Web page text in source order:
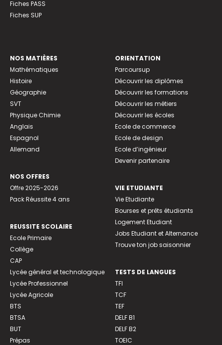
Fiches PASS
Fiches SUP
NOS MATIÈRES
Mathématiques
Histoire
Géographie
SVT
Physique Chimie
Anglais
Espagnol
Allemand
NOS OFFRES
Offre 2025-2026
Pack Réussite 4 ans
REUSSITE SCOLAIRE
Ecole Primaire
Collège
CAP
Lycée général et technologique
Lycée Professionnel
Lycée Agricole
BTS
BTSA
BUT
Prépas
ORIENTATION
Parcoursup
Découvrir les diplômes
Découvrir les formations
Découvrir les métiers
Découvrir les écoles
Ecole de commerce
Ecole de design
Ecole d’ingénieur
Devenir partenaire
VIE ETUDIANTE
Vie Etudiante
Bourses et prêts étudiants
Logement Etudiant
Jobs Etudiant et Alternance
Trouve ton job saisonnier
TESTS DE LANGUES
TFI
TCF
TEF
DELF B1
DELF B2
TOEIC